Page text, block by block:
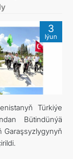
3
Iýun
Türkiýe
Bütindünýä
Garaşsyzlygynyň